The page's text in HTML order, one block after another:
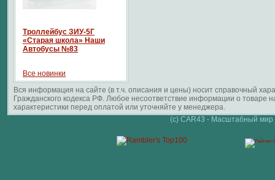
Троллейбус ЗИУ-5Г
«Старая школа» Наши
Автобусы №83
Все новинки
Вся информация на сайте (в т.ч. описания и цены) носит справочный
Гражданского кодекса РФ. Любое несоответствие информации о
характеристики перед оплатой или уточняйте у менеджера.
(c) CAR43 - Масштабный мир